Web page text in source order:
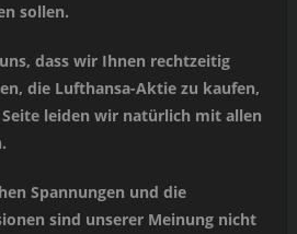
sollen.
dass wir Ihnen rechtzeitig
die Lufthansa-Aktie zu kaufen,
leiden wir natürlich mit allen
Spannungen und die
sind unserer Meinung nicht